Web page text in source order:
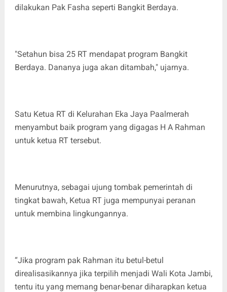
dilakukan Pak Fasha seperti Bangkit Berdaya.
"Setahun bisa 25 RT mendapat program Bangkit
Berdaya. Dananya juga akan ditambah," ujarnya.
Satu Ketua RT di Kelurahan Eka Jaya Paalmerah
menyambut baik program yang digagas H A Rahman
untuk ketua RT tersebut.
Menurutnya, sebagai ujung tombak pemerintah di
tingkat bawah, Ketua RT juga mempunyai peranan
untuk membina lingkungannya.
“Jika program pak Rahman itu betul-betul
direalisasikannya jika terpilih menjadi Wali Kota Jambi,
tentu itu yang memang benar-benar diharapkan ketua